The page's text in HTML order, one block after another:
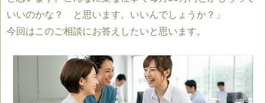
いいのかな？ と思います。いいんでしょうか？」
今回はこのご相談にお答えしたいと思います。